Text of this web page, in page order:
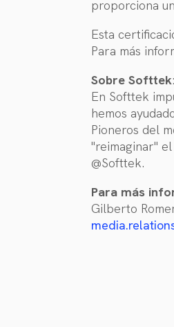
proporciona
Esta
Para más
Sobre Softtek:
En Softtek
hemos
Pioneros del
"reimaginar"
@Softtek.
Para más
Gilberto